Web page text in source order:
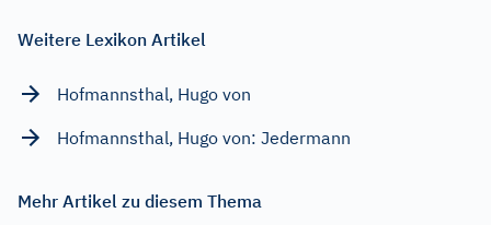
Weitere Lexikon Artikel
Hofmannsthal, Hugo von
Hofmannsthal, Hugo von: Jedermann
Mehr Artikel zu diesem Thema